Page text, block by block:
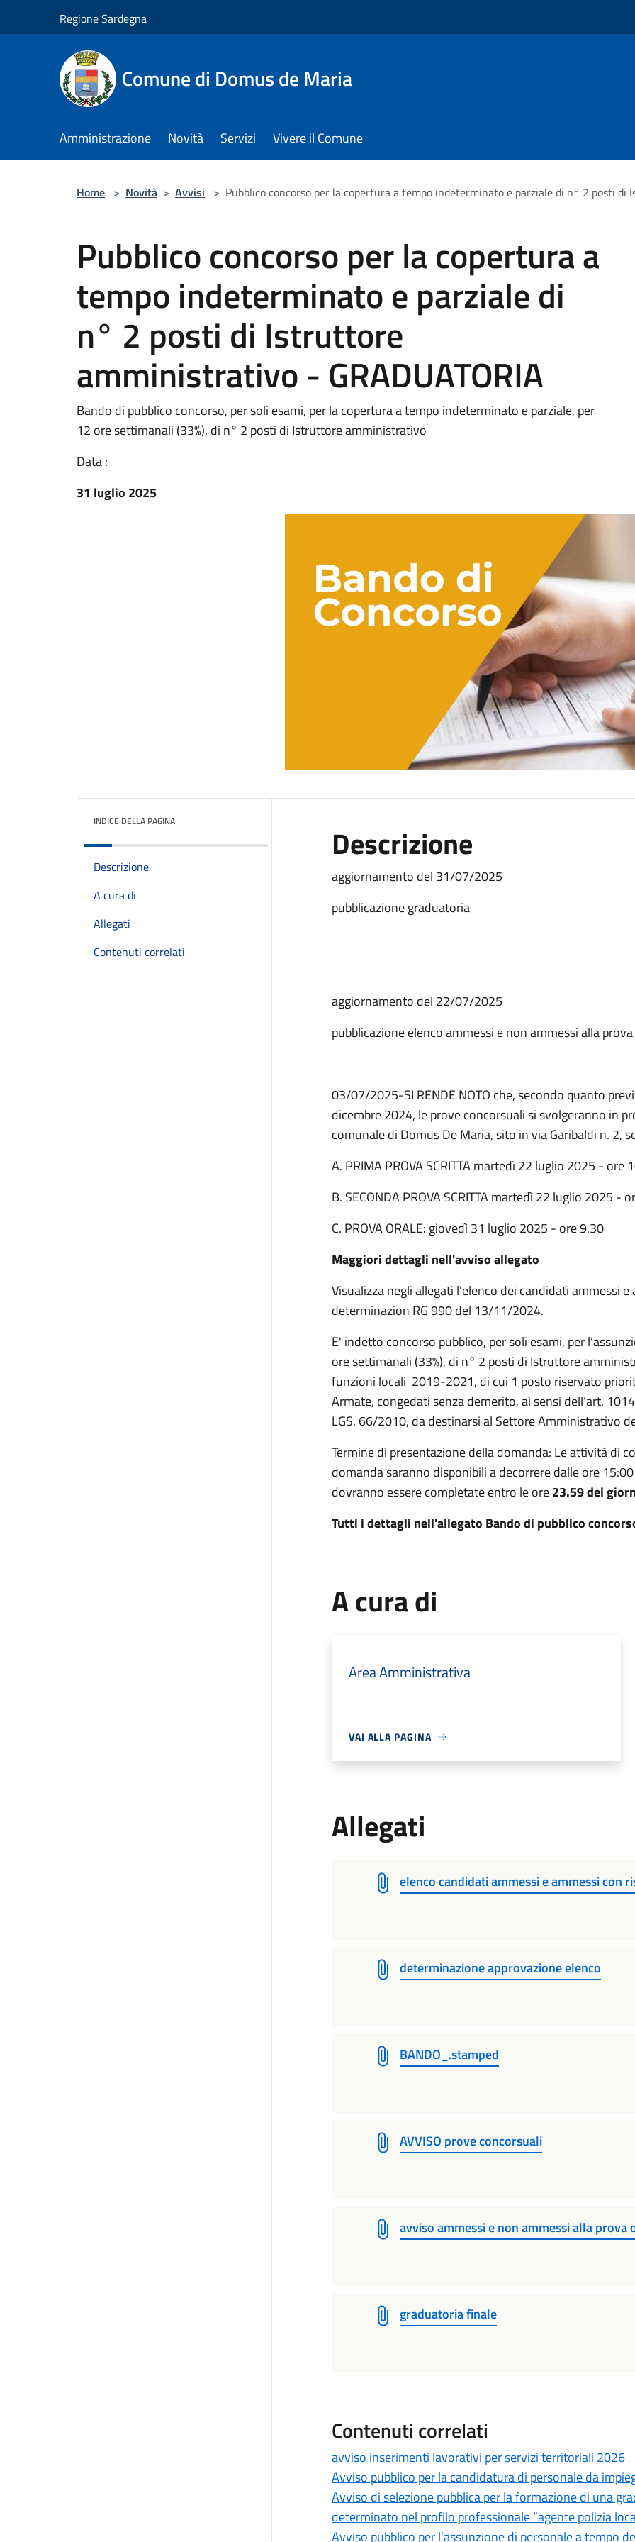
Regione Sardegna
Comune di Domus de Maria
Amministrazione Novità Servizi Vivere il Comune
Home > Novità > Avvisi > Pubblico concorso per la copertura a tempo indeterminato e parziale di n° 2 posti
Pubblico concorso per la copertura a
tempo indeterminato e parziale di
n° 2 posti di Istruttore
amministrativo - GRADUATORIA
Bando di pubblico concorso, per soli esami, per la copertura a tempo indeterminato e parziale, per
12 ore settimanali (33%), di n° 2 posti di Istruttore amministrativo
Data :
31 luglio 2025
INDICE DELLA PAGINA
Descrizione
A cura di
Allegati
Contenuti correlati
Descrizione
aggiornamento del 31/07/2025
pubblicazione graduatoria
aggiornamento del 22/07/2025
pubblicazione elenco ammessi e non ammessi alla
03/07/2025-SI RENDE NOTO che, secondo quanto
dicembre 2024, le prove concorsuali si svolgeranno in
comunale di Domus De Maria, sito in via Garibaldi n. 2,
A. PRIMA PROVA SCRITTA martedì 22 luglio 2025 -
B. SECONDA PROVA SCRITTA martedì 22 luglio 2025 -
C. PROVA ORALE: giovedì 31 luglio 2025 - ore 9.30
Maggiori dettagli nell'avviso allegato
Visualizza negli allegati l'elenco dei candidati ammessi
determinazion RG 990 del 13/11/2024.
E' indetto concorso pubblico, per soli esami, per
ore settimanali (33%), di n° 2 posti di Istruttore
funzioni locali 2019-2021, di cui 1 posto riservato
Armate, congedati senza demerito, ai sensi dell’art.
LGS. 66/2010, da destinarsi al Settore Amministrativo
Termine di presentazione della domanda: Le attività di
domanda saranno disponibili a decorrere dalle ore
dovranno essere completate entro le ore23.59 del
Tutti i dettagli nell'allegato Bando di pubblico
A cura di
Area Amministrativa
VAI ALLA PAGINA
Allegati
elenco candidati ammessi e ammessi con
determinazione approvazione elenco
BANDO_.stamped
AVVISO prove concorsuali
avviso ammessi e non ammessi alla
graduatoria finale
Contenuti correlati
avviso inserimenti lavorativi per servizi territoriali 2026
Avviso pubblico per la candidatura di personale da
Avviso di selezione pubblica per la formazione di una
determinato nel profilo professionale “agente polizia
Avviso pubblico per l’assunzione di personale a tempo